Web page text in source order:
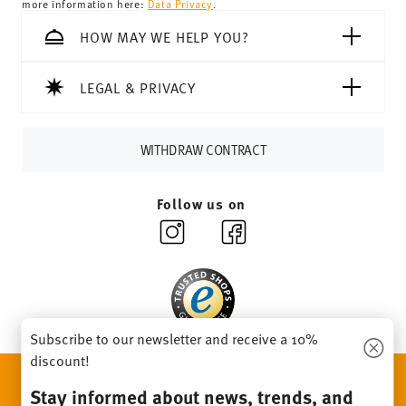
69,90 CHF, delivery charges are 36,90 CHF.
Tracking:You will receive a tracking code by e-mail as
Delivery time: 3-5 working days for delivery within
Germany for items in stock. You can view delivery times to
For returns, please use ourreturns service
more information here: Data Privacy
HOW MAY WE HELP YOU?
LEGAL & PRIVACY
WITHDRAW CONTRACT
Follow us on
Beauty & functionality for your home
Subscribe to our newsletter and receive a 10%
discount!
Stay informed about news, trends, and